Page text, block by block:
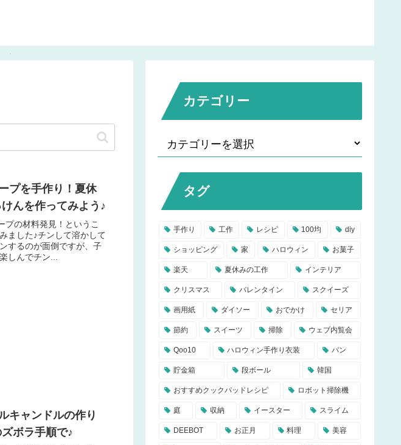
プを手作り！夏休
んを作ってみよう♪
プの材料発見！というこ
ました♪チンして溶かして
するのが面倒ですが、子
しんでチン...
キャンドルの作り
ボラ手順で♪
カテゴリー
タグ
手作り 工作 レシピ 100均 diy
ショッピング 家 ハロウィン お菓子
楽天 夏休みの工作 インテリア
クリスマス バレンタイン スクイーズ
画用紙 ダイソー おでかけ セリア
節約 スイーツ 掃除 ウェブ内覧会
Qoo10 ハロウィン手作り衣装 パン
貯金箱 段ボール 韓国
おすすめクックパッドレシピ ロボット掃除機
庭 収納 イースター スライム
DEEBOT お正月 料理 美容